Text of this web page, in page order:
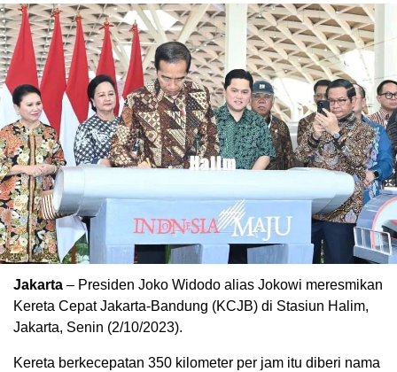
Jakarta – Presiden Joko Widodo alias Jokowi meresmikan
Kereta Cepat Jakarta-Bandung (KCJB) di Stasiun Halim,
Jakarta, Senin (2/10/2023).
Kereta berkecepatan 350 kilometer per jam itu diberi nama